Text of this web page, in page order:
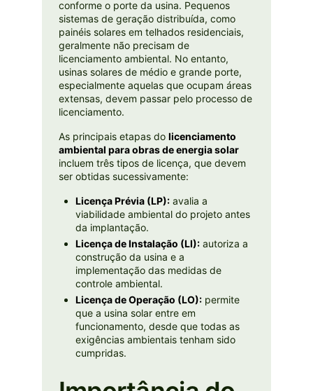
conforme o porte da usina. Pequenos
sistemas de geração distribuída, como
painéis solares em telhados residenciais,
geralmente não precisam de
licenciamento ambiental. No entanto,
usinas solares de médio e grande porte,
especialmente aquelas que ocupam áreas
extensas, devem passar pelo processo de
licenciamento.
As principais etapas do licenciamento
ambiental para obras de energia solar
incluem três tipos de licença, que devem
ser obtidas sucessivamente:
Licença Prévia (LP):avalia a
viabilidade ambiental do projeto antes
da implantação.
Licença de Instalação (LI):autoriza a
construção da usina e a
implementação das medidas de
controle ambiental.
Licença de Operação (LO):permite
que a usina solar entre em
funcionamento, desde que todas as
exigências ambientais tenham sido
cumpridas.